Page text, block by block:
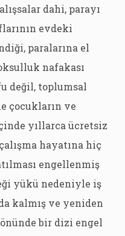
dahi, parayı
evdeki
paralarına el
nafakası
değil, toplumsal
çocukların ve
yıllarca ücretsiz
hayatına hiç
engellenmiş
yükü nedeniyle iş
kalmış ve yeniden
bir dizi engel